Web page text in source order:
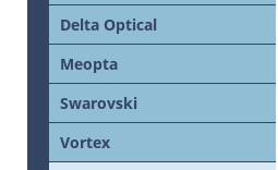
Delta Optical
Meopta
Swarovski
Vortex